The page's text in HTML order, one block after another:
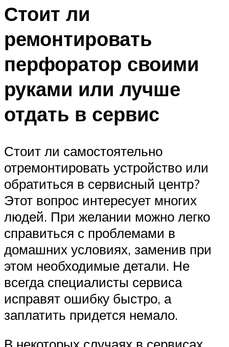
Стоит ли
ремонтировать
перфоратор своими
руками или лучше
отдать в сервис
Стоит ли самостоятельно
отремонтировать устройство или
обратиться в сервисный центр?
Этот вопрос интересует многих
людей. При желании можно легко
справиться с проблемами в
домашних условиях, заменив при
этом необходимые детали. Не
всегда специалисты сервиса
исправят ошибку быстро, а
заплатить придется немало.